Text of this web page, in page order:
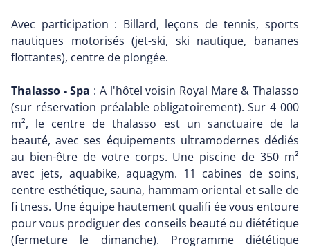
Avec participation : Billard, leçons de tennis, sports
nautiques motorisés (jet-ski, ski nautique, bananes
flottantes), centre de plongée.
Thalasso - Spa : A l'hôtel voisin Royal Mare & Thalasso
(sur réservation préalable obligatoirement). Sur 4 000
m², le centre de thalasso est un sanctuaire de la
beauté, avec ses équipements ultramodernes dédiés
au bien-être de votre corps. Une piscine de 350 m²
avec jets, aquabike, aquagym. 11 cabines de soins,
centre esthétique, sauna, hammam oriental et salle de
fi tness. Une équipe hautement qualifi ée vous entoure
pour vous prodiguer des conseils beauté ou diététique
(fermeture le dimanche). Programme diététique